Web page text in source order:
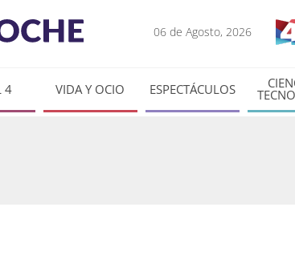
06 de Agosto, 2026
4 VIDA Y OCIO ESPECTÁCULOS